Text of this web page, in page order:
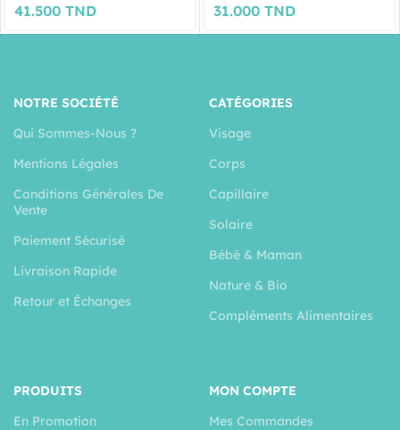
41.500 TND 31.000 TND
NOTRE SOCIÉTÉ
Qui Sommes-Nous ?
Mentions Légales
Conditions Générales De
Vente
Paiement Sécurisé
Livraison Rapide
Retour et Échanges
CATÉGORIES
Visage
Corps
Capillaire
Solaire
Bébé & Maman
Nature & Bio
Compléments Alimentaires
PRODUITS
En Promotion
MON COMPTE
Mes Commandes